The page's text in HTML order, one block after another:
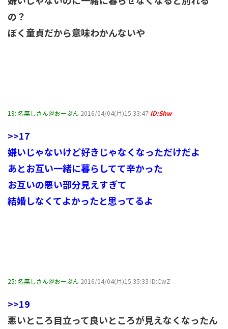
の？
ぼく童貞だから意味わかんないや
19: 名無しさん＠おーぷん 2016/04/04(月)15:33:47 ID:Shw
>>17
嫌いじゃないけど好きじゃなくなっただけだよ
あとお互い一緒に暮らしてて辛かった
お互いの悪い部分見えすぎて
結婚しなくてよかったと思ってるよ
25: 名無しさん＠おーぷん 2016/04/04(月)15:35:33 ID:CwZ
>>19
悪いところ目立って良いところが見えなくなったん